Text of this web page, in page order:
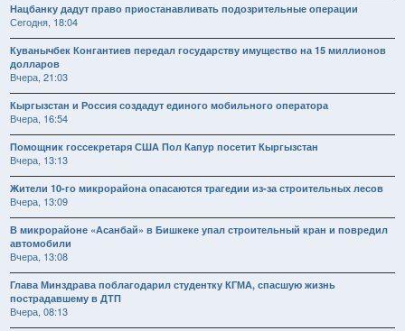
Нацбанку дадут право приостанавливать подозрительные операции
Сегодня, 18:04
Куванычбек Конгантиев передал государству имущество на 15 миллионов
долларов
Вчера, 21:03
Кыргызстан и Россия создадут единого мобильного оператора
Вчера, 16:54
Помощник госсекретаря США Пол Капур посетит Кыргызстан
Вчера, 13:13
Жители 10-го микрорайона опасаются трагедии из-за строительных лесов
Вчера, 13:09
В микрорайоне «Асанбай» в Бишкеке упал строительный кран и повредил
автомобили
Вчера, 13:08
Глава Минздрава поблагодарил студентку КГМА, спасшую жизнь
пострадавшему в ДТП
Вчера, 08:13